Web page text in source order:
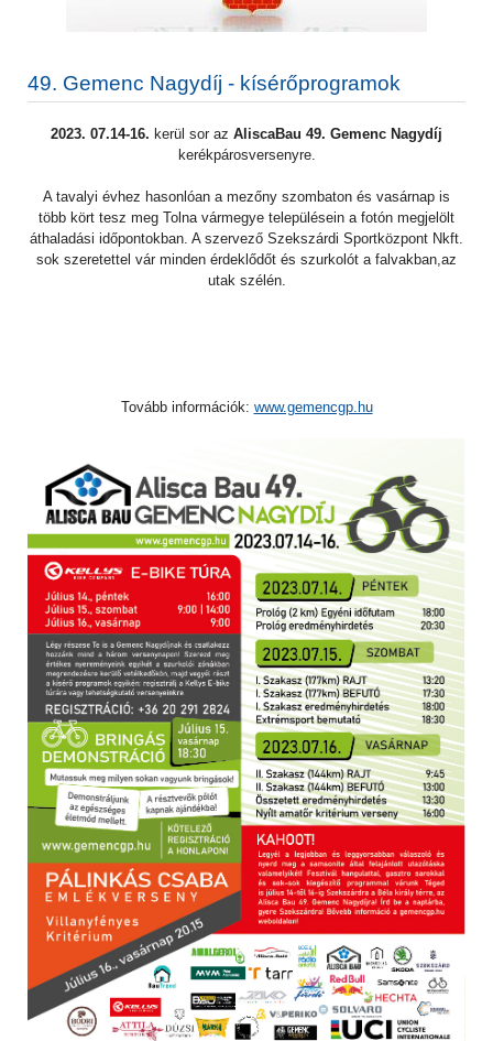
49. Gemenc Nagydíj - kísérőprogramok
2023. 07.14-16. kerül sor az AliscaBau 49. Gemenc Nagydíj
kerékpárosversenyre.
A tavalyi évhez hasonlóan a mezőny szombaton és vasárnap is
több kört tesz meg Tolna vármegye településein a fotón megjelölt
áthaladási időpontokban. A szervező Szekszárdi Sportközpont Nkft.
sok szeretettel vár minden érdeklődőt és szurkolót a falvakban,az
utak szélén.
Tovább információk: www.gemencgp.hu